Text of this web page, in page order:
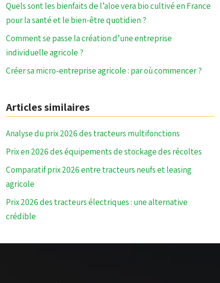
Quels sont les bienfaits de l’aloe vera bio cultivé en France
pour la santé et le bien-être quotidien ?
Comment se passe la création d’une entreprise
individuelle agricole ?
Créer sa micro-entreprise agricole : par où commencer ?
Articles similaires
Analyse du prix 2026 des tracteurs multifonctions
Prix en 2026 des équipements de stockage des récoltes
Comparatif prix 2026 entre tracteurs neufs et leasing
agricole
Prix 2026 des tracteurs électriques : une alternative
crédible